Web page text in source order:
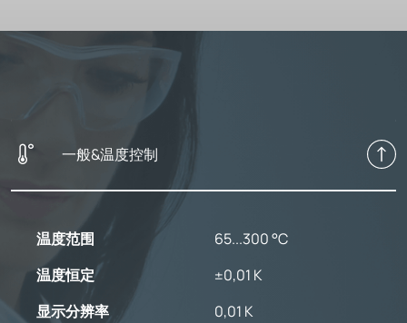
一般&温度控制
温度范围
65...300 °C
温度恒定
±0,01 K
显示分辨率
0,01 K